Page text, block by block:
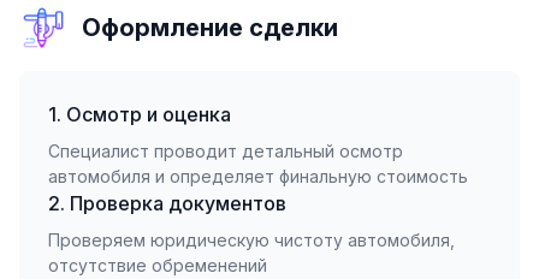
Оформление сделки
1. Осмотр и оценка
Специалист проводит детальный осмотр
автомобиля и определяет финальную стоимость
2. Проверка документов
Проверяем юридическую чистоту автомобиля,
отсутствие обременений